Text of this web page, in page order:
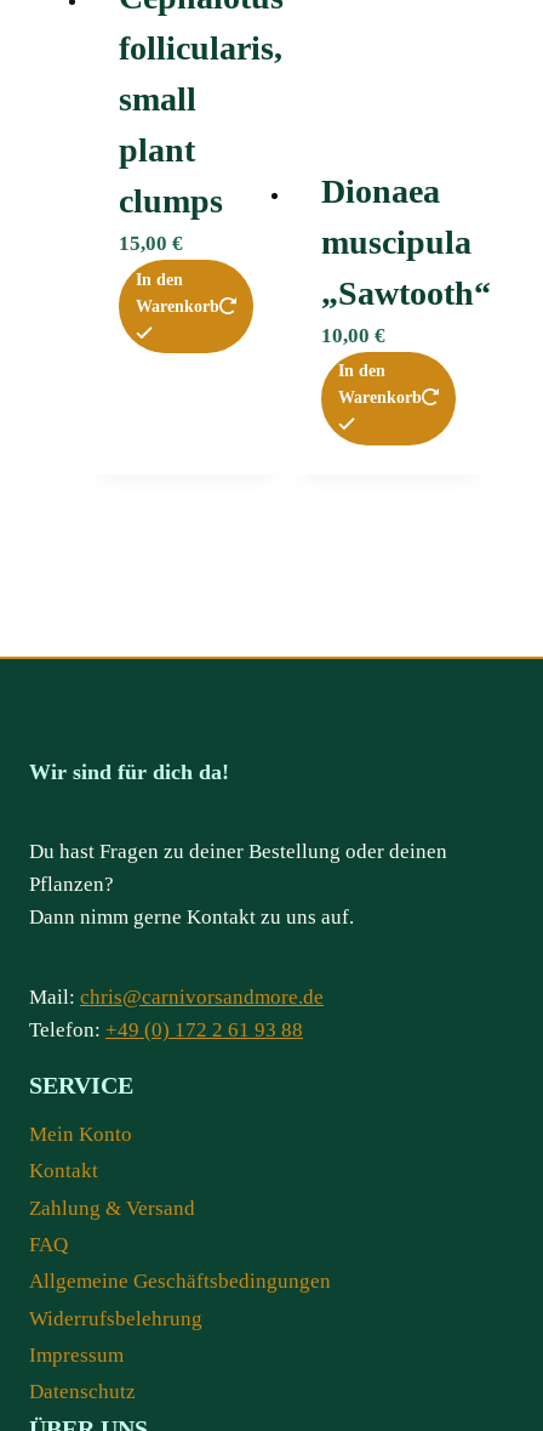
follicularis,
small
plant
clumps
15,00 €
In den
Warenkorb
Dionaea
muscipula
„Sawtooth“
10,00 €
In den
Warenkorb
Wir sind für dich da!
Du hast Fragen zu deiner Bestellung oder deinen
Pflanzen?
Dann nimm gerne Kontakt zu uns auf.
Mail: chris@carnivorsandmore.de
Telefon: +49 (0) 172 2 61 93 88
SERVICE
Mein Konto
Kontakt
Zahlung & Versand
FAQ
Allgemeine Geschäftsbedingungen
Widerrufsbelehrung
Impressum
Datenschutz